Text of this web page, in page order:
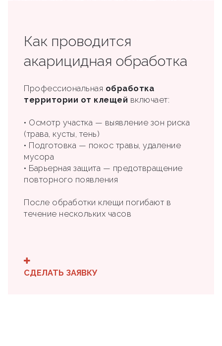
Как проводится
акарицидная обработка
Профессиональная обработка
территории от клещей включает:
• Осмотр участка — выявление зон риска
(трава, кусты, тень)
• Подготовка — покос травы, удаление
мусора
• Барьерная защита — предотвращение
повторного появления
После обработки клещи погибают в
течение нескольких часов
СДЕЛАТЬ ЗАЯВКУ